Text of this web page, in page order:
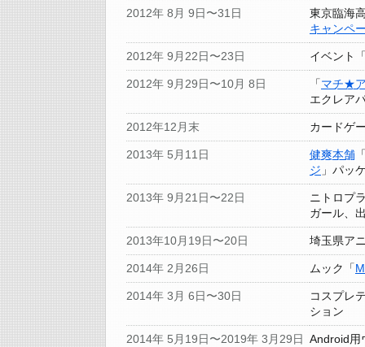
2012年 8月 9日〜31日
東京臨海
キャンペ
2012年 9月22日〜23日 イベント
2012年 9月29日〜10月 8日 「マチ★
エクレア
2012年12月末 カードゲ
2013年 5月11日 健爽本舗
ジ 」パッ
2013年 9月21日〜22日
ニトロプ
ガール、
2013年10月19日〜20日 埼玉県ア
2014年 2月26日 ムック「
2014年 3月 6日〜30日
コスプレ
ション
2014年 5月19日〜2019年 3月29日 Android用